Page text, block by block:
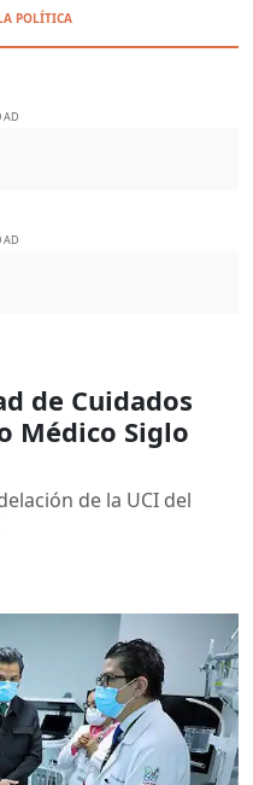
POLÍTICA
de Cuidados
Médico Siglo
de la UCI del